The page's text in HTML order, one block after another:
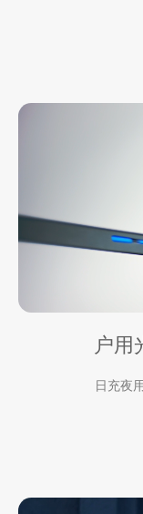
更多家庭实现全屋
户用
日充夜